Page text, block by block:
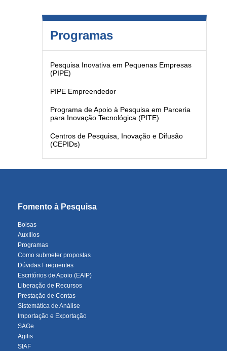
Programas
Pesquisa Inovativa em Pequenas Empresas
(PIPE)
PIPE Empreendedor
Programa de Apoio à Pesquisa em Parceria
para Inovação Tecnológica (PITE)
Centros de Pesquisa, Inovação e Difusão
(CEPIDs)
Fomento à Pesquisa
Bolsas
Auxílios
Programas
Como submeter propostas
Dúvidas Frequentes
Escritórios de Apoio (EAIP)
Liberação de Recursos
Prestação de Contas
Sistemática de Análise
Importação e Exportação
SAGe
Agilis
SIAF